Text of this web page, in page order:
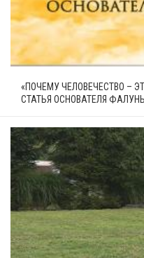
«ПОЧЕМУ ЧЕЛОВЕЧЕСТВО –
СТАТЬЯ ОСНОВАТЕЛЯ